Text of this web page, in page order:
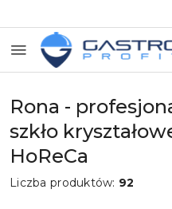
Rona -
szkło
HoReCa
Liczba produktów: 92